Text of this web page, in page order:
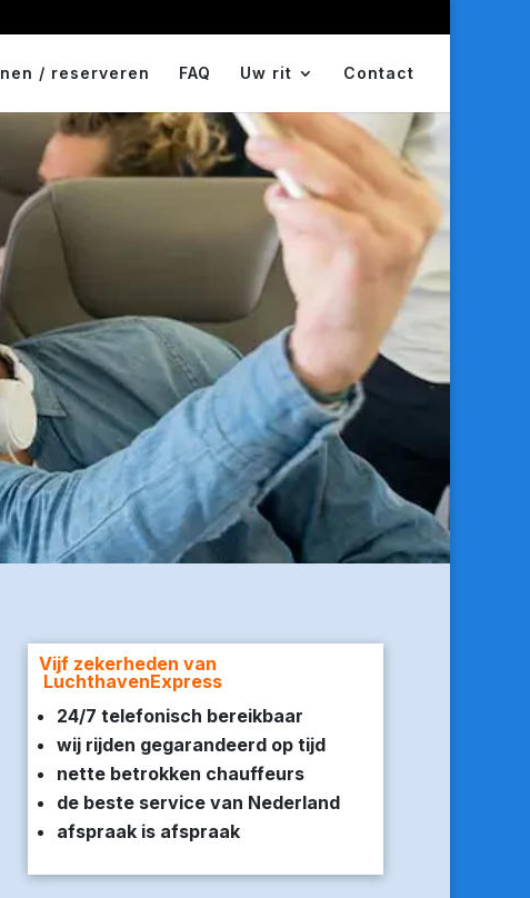
/ reserveren FAQ Uw rit Contact
Vijf zekerheden van
LuchthavenExpress
24/7 telefonisch bereikbaar
wij rijden gegarandeerd op tijd
nette betrokken chauffeurs
de beste service van Nederland
afspraak is afspraak